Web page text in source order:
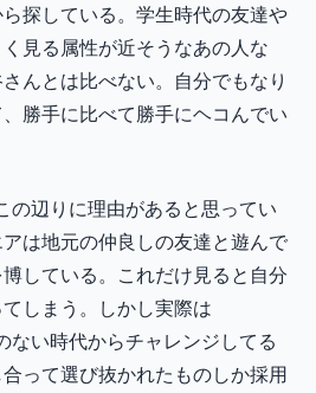
探している。学生時代の友達や
見る属性が近そうなあの人な
んとは比べない。自分でもなり
勝手に比べて勝手にヘコんでい
の辺りに理由があると思ってい
は地元の仲良しの友達と遊んで
している。これだけ見ると自分
しまう。しかし実際は
ない時代からチャレンジしてる
って選び抜かれたものしか採用